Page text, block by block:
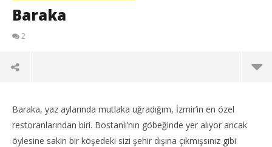
Baraka
2
Baraka, yaz aylarında mutlaka uğradığım, İzmir’in en özel
restoranlarından biri. Bostanlı’nın göbeğinde yer alıyor ancak
öylesine sakin bir köşedeki sizi şehir dışına çıkmışsınız gibi